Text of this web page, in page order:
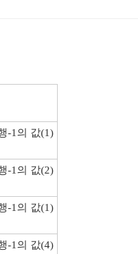
-1의 값(1)
-1의 값(2)
-1의 값(1)
-1의 값(4)